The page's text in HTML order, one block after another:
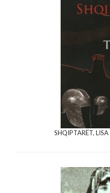
SHQIPTARËT,